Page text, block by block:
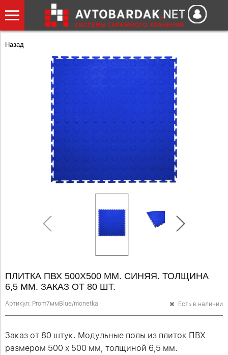
Назад
ПЛИТКА ПВХ 500Х500 ММ. СИНЯЯ. ТОЛЩИНА
6,5 ММ. ЗАКАЗ ОТ 80 ШТ.
Артикул: Prom7ммBlue/monetka Есть в наличии
Заказ от 80 штук. Модульные полы из плиток ПВХ
размером 500 х 500 мм, толщиной 6,5 мм.